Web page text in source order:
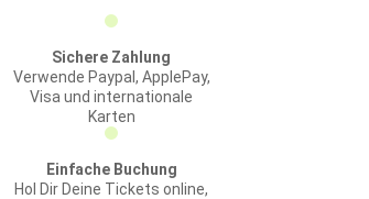
Sichere Zahlung
Verwende Paypal, ApplePay,
Visa und internationale
Karten
Einfache Buchung
Hol Dir Deine Tickets online,